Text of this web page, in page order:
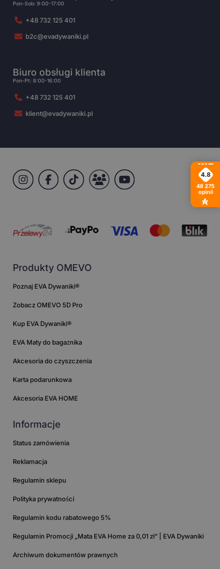
Pon-Sob: 9:00-17:00
+48 732 125 401
b2c@evadywaniki.pl
Biuro obsługi klienta
Pon-Pt: 8:00-16:00
+48 732 125 401
klient@evadywaniki.pl
Produkty OMEVO
Poznaj EVA Dywaniki®
Zobacz OMEVO 5D Pro
Kup EVA Dywaniki®
EVA Maty do bagażnika
Akcesoria do czyszczenia
Karta podarunkowa
Akcesoria EVA HOME
Informacje
Status zamówienia
Reklamacja
Regulamin sklepu
Polityka prywatności
Regulamin kodu rabatowego 5%
Regulamin Promocji „Mata EVA Home za 0,01 zł” | EVA Dywaniki
Archiwum dokumentów prawnych
4.8
48 275
opinii